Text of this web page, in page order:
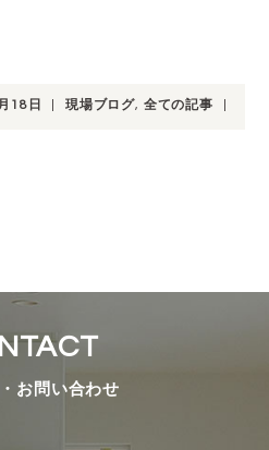
18日 現場ブログ, 全ての記事
お問い合わせ